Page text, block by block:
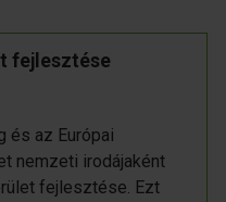
fejlesztése
és az Európai
nemzeti irodájaként
fejlesztése. Ezt